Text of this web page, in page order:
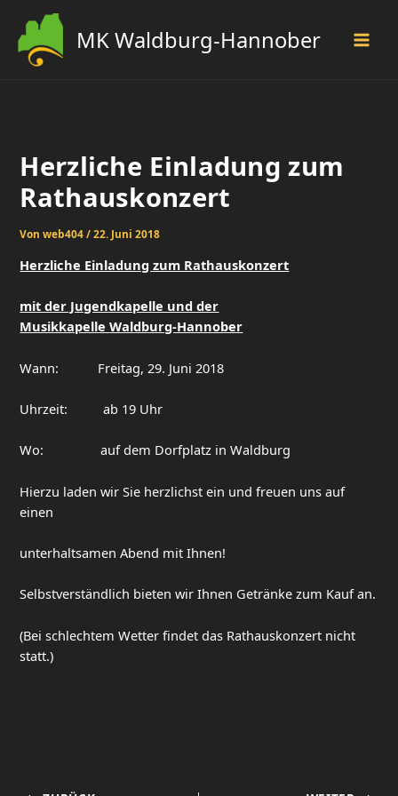
Inhalt
springen
MK Waldburg-Hannober
Herzliche Einladung zum
Rathauskonzert
Vonweb404/22. Juni 2018
Herzliche Einladung zum Rathauskonzert
mit der Jugendkapelle und der
MusikkapelleWaldburg-Hannober
Wann: Freitag, 29. Juni 2018
Uhrzeit: ab 19 Uhr
Wo: auf dem Dorfplatz in Waldburg
Hierzu laden wir Sie herzlichst ein und freuen uns auf
einen
unterhaltsamen Abend mit Ihnen!
Selbstverständlich bieten wir Ihnen Getränke zum Kauf an.
(Bei schlechtem Wetter findet das Rathauskonzert nicht
statt.)